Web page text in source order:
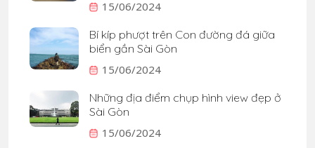
15/06/2024
Bí kíp phượt trên Con đường đá giữa
biển gần Sài Gòn
15/06/2024
Những địa điểm chụp hình view đẹp ở
Sài Gòn
15/06/2024